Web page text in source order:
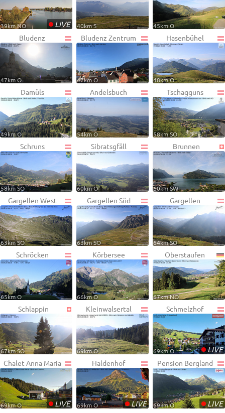
•LIVE
39km NO 40km S 45km O
Bludenz
47km O
Bludenz Zentrum
47km O
Hasenbühel
48km O
Damüls
49km O
Andelsbuch
54km O
Tschagguns
58km SO
Schruns
58km SO
Sibratsgfäll
60km O
Brunnen
60km SW
Gargellen West
63km SO
Gargellen Süd
63km SO
Gargellen
64km SO
Schröcken
65km O
Körbersee
66km O
Oberstaufen
67km NO
Schlappin
67km SO
Kleinwalsertal
69km O
Schmelzhof
•LIVE
69km O
Chalet Anna Maria
•LIVE
69km O
Haldenhof
•LIVE
69km O
Pension Bergland
•LIVE
69km O